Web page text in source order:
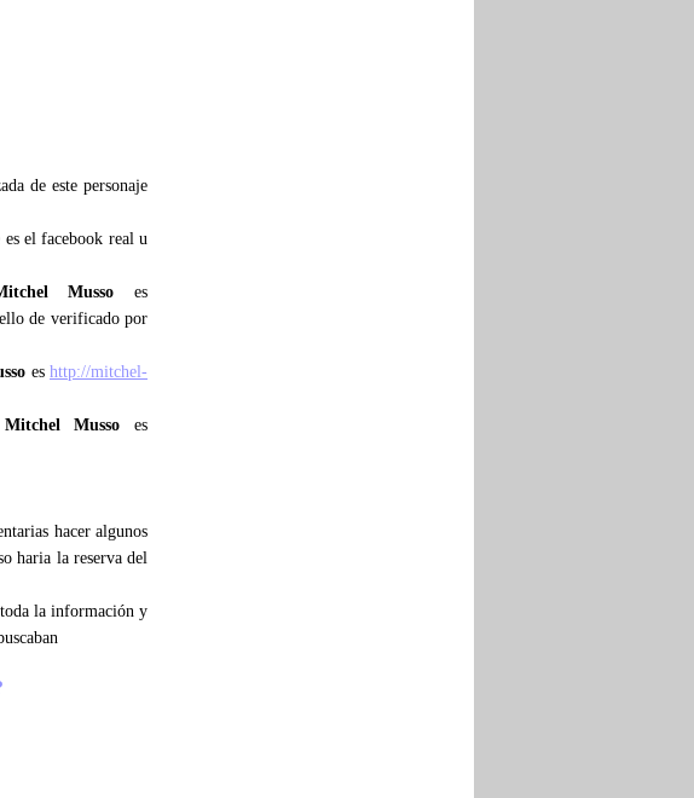
de este personaje
el facebook real u
Musso es
de verificado por
eshttp://mitchel-
Musso es
hacer algunos
haria la reserva del
la información y